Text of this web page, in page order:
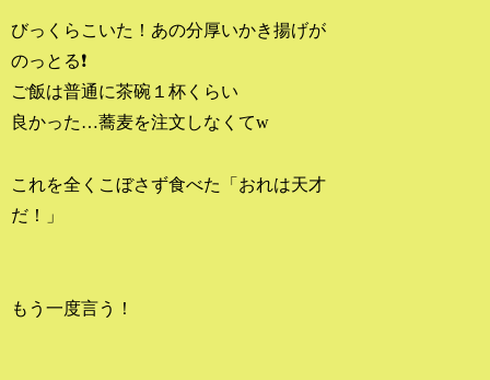
びっくらこいた！あの分厚いかき揚げが
のっとる❗
ご飯は普通に茶碗１杯くらい
良かった…蕎麦を注文しなくてw
これを全くこぼさず食べた「おれは天才
だ！」
もう一度言う！